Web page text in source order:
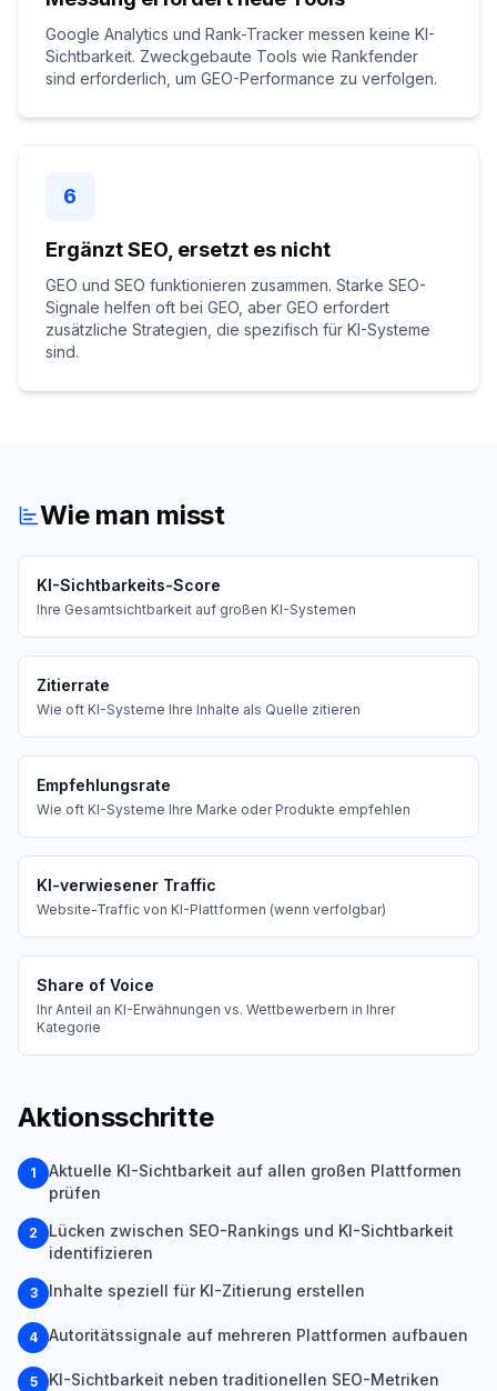
Google Analytics und Rank-Tracker messen keine KI-
Sichtbarkeit. Zweckgebaute Tools wie Rankfender
sind erforderlich, um GEO-Performance zu verfolgen.
6
Ergänzt SEO, ersetzt es nicht
GEO und SEO funktionieren zusammen. Starke SEO-
Signale helfen oft bei GEO, aber GEO erfordert
zusätzliche Strategien, die spezifisch für KI-Systeme
sind.
Wie man misst
KI-Sichtbarkeits-Score
Ihre Gesamtsichtbarkeit auf großen KI-Systemen
Zitierrate
Wie oft KI-Systeme Ihre Inhalte als Quelle zitieren
Empfehlungsrate
Wie oft KI-Systeme Ihre Marke oder Produkte empfehlen
KI-verwiesener Traffic
Website-Traffic von KI-Plattformen (wenn verfolgbar)
Share of Voice
Ihr Anteil an KI-Erwähnungen vs. Wettbewerbern in Ihrer
Kategorie
Aktionsschritte
1
Aktuelle KI-Sichtbarkeit auf allen großen Plattformen
prüfen
2
Lücken zwischen SEO-Rankings und KI-Sichtbarkeit
identifizieren
3 Inhalte speziell für KI-Zitierung erstellen
4 Autoritätssignale auf mehreren Plattformen aufbauen
5
KI-Sichtbarkeit neben traditionellen SEO-Metriken